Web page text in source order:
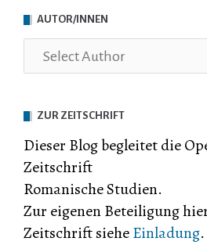
AUTOR/INNEN
ZUR ZEITSCHRIFT
Dieser Blog begleitet die
Zeitschrift
Romanische Studien.
Zur eigenen Beteiligung
Zeitschrift sieheEinladung.